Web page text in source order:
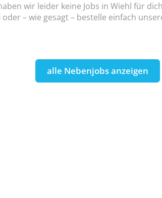
wir leider keine Jobs in Wiehl für
– wie gesagt – bestelle einfach
alle Nebenjobs anzeigen